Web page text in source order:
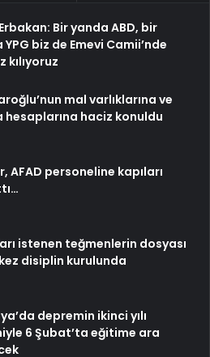
Bir yanda ABD, bir
biz de Emevi Camii’nde
kılıyoruz
mal varlıklarına ve
hesaplarına haciz konuldu
AFAD personeline kapıları
istenen teğmenlerin dosyası
disiplin kurulunda
depremin ikinci yılı
6 Şubat’ta eğitime ara